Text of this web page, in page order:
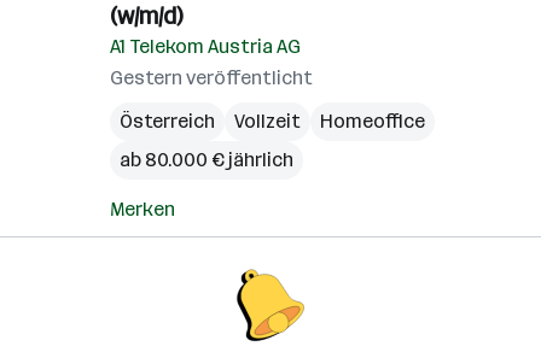
(w/m/d)
A1 Telekom Austria AG
Gestern veröffentlicht
Österreich
Vollzeit
Homeoffice
ab 80.000 € jährlich
Merken